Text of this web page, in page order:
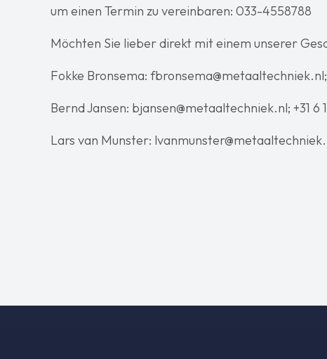
um einen Termin zu vereinbaren: 033-4558788
Möchten Sie lieber direkt mit einem unserer
Fokke Bronsema: fbronsema@metaaltechniek.nl;
Bernd Jansen: bjansen@metaaltechniek.nl; +31 6
Lars van Munster: